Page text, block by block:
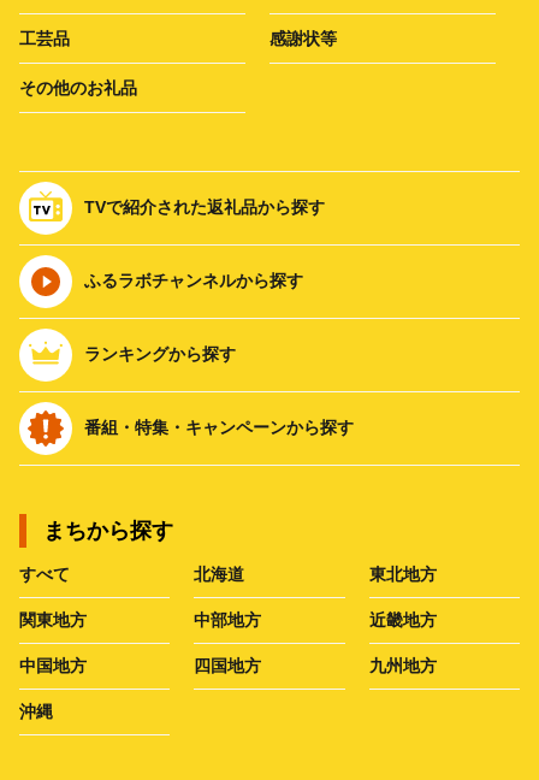
工芸品 感謝状等
その他のお礼品
TVで紹介された返礼品から探す
ふるラボチャンネルから探す
ランキングから探す
番組・特集・キャンペーンから探す
まちから探す
すべて 北海道 東北地方
関東地方 中部地方 近畿地方
中国地方 四国地方 九州地方
沖縄